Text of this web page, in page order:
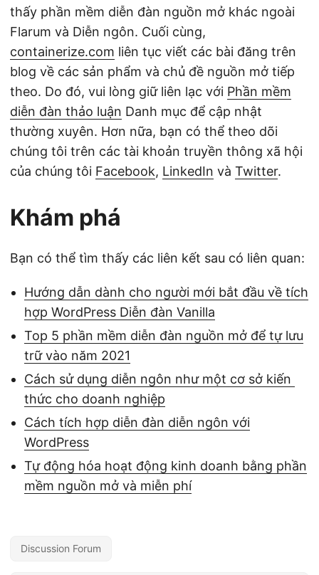
thấy phần mềm diễn đàn nguồn mở khác ngoài
Flarum và Diễn ngôn. Cuối cùng,
containerize.com liên tục viết các bài đăng trên
blog về các sản phẩm và chủ đề nguồn mở tiếp
theo. Do đó, vui lòng giữ liên lạc với Phần mềm
diễn đàn thảo luận Danh mục để cập nhật
thường xuyên. Hơn nữa, bạn có thể theo dõi
chúng tôi trên các tài khoản truyền thông xã hội
của chúng tôi Facebook, LinkedIn và Twitter.
Khám phá
Bạn có thể tìm thấy các liên kết sau có liên quan:
Hướng dẫn dành cho người mới bắt đầu về tích
hợp WordPress Diễn đàn Vanilla
Top 5 phần mềm diễn đàn nguồn mở để tự lưu
trữ vào năm 2021
Cách sử dụng diễn ngôn như một cơ sở kiến ​​
thức cho doanh nghiệp
Cách tích hợp diễn đàn diễn ngôn với
WordPress
Tự động hóa hoạt động kinh doanh bằng phần
mềm nguồn mở và miễn phí
Discussion Forum